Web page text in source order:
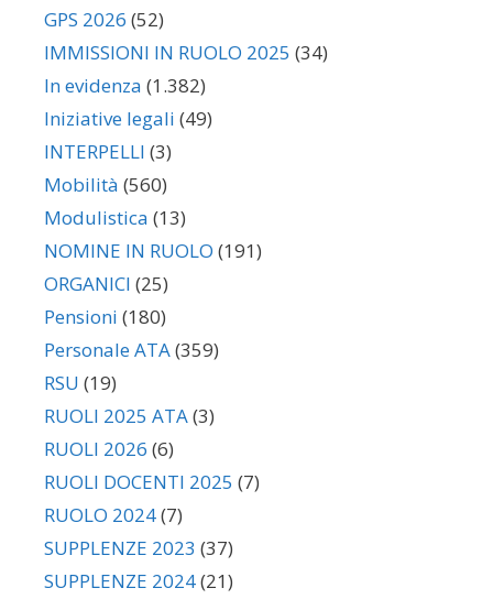
GPS 2026 (52)
IMMISSIONI IN RUOLO 2025 (34)
In evidenza (1.382)
Iniziative legali (49)
INTERPELLI (3)
Mobilità (560)
Modulistica (13)
NOMINE IN RUOLO (191)
ORGANICI (25)
Pensioni (180)
Personale ATA(359)
RSU (19)
RUOLI 2025 ATA(3)
RUOLI 2026 (6)
RUOLI DOCENTI 2025 (7)
RUOLO 2024(7)
SUPPLENZE 2023 (37)
SUPPLENZE 2024(21)